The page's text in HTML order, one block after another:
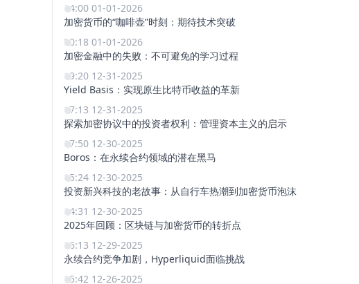
14:00 01-01-2026
加密货币的“咖啡壶”时刻：期待技术突破
00:18 01-01-2026
加密金融中的失败：不可避免的学习过程
19:20 12-31-2025
Yield Basis：实现原生比特币收益的革新
17:13 12-31-2025
探索加密协议中的投资者权利：管理资本主义的启示
17:50 12-30-2025
Boros：在永续合约领域的潜在黑马
15:24 12-30-2025
投资新兴科技的老故事：从自行车热潮到加密货币泡沫
14:31 12-30-2025
2025年回顾：区块链与加密货币的转折点
16:13 12-29-2025
永续合约竞争加剧，Hyperliquid面临挑战
15:42 12-26-2025